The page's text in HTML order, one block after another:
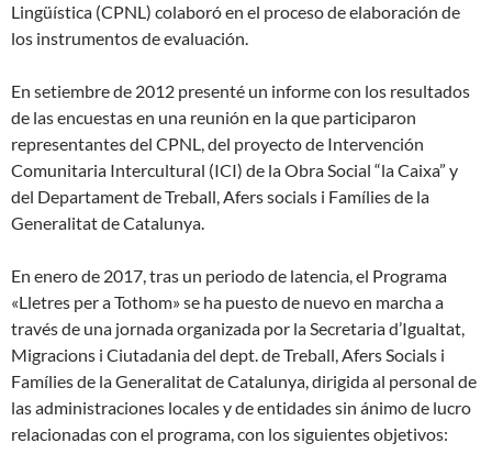
Lingüística (CPNL) colaboró en el proceso de elaboración de
los instrumentos de evaluación.
En setiembre de 2012 presenté un informe con los resultados
de las encuestas en una reunión en la que participaron
representantes del CPNL, del proyecto de Intervención
Comunitaria Intercultural (ICI) de la Obra Social “la Caixa” y
del Departament de Treball, Afers socials i Famílies de la
Generalitat de Catalunya.
En enero de 2017, tras un periodo de latencia, el Programa
«Lletres per a Tothom» se ha puesto de nuevo en marcha a
través de una jornada organizada por la Secretaria d’Igualtat,
Migracions i Ciutadania del dept. de Treball, Afers Socials i
Famílies de la Generalitat de Catalunya, dirigida al personal de
las administraciones locales y de entidades sin ánimo de lucro
relacionadas con el programa, con los siguientes objetivos: